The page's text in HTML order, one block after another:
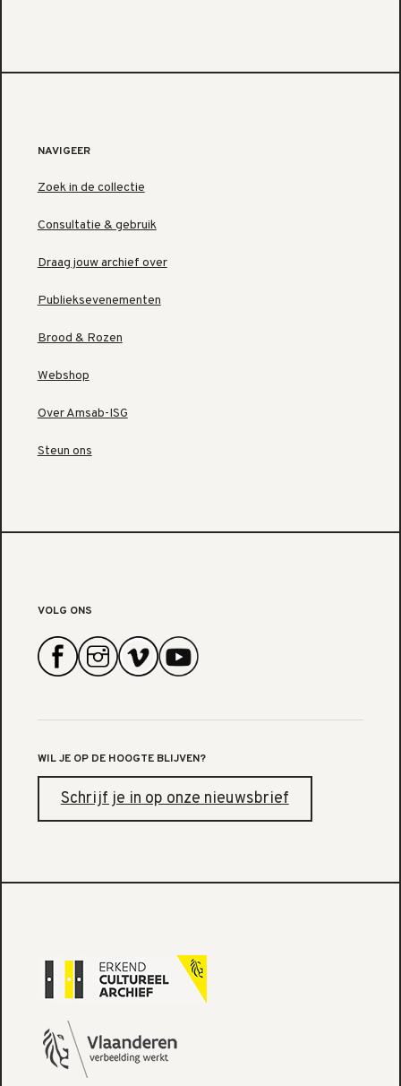
NAVIGEER
Zoek in de collectie
Consultatie & gebruik
Draag jouw archief over
Publieksevenementen
Brood & Rozen
Webshop
Over Amsab-ISG
Steun ons
VOLG ONS
WIL JE OP DE HOOGTE BLIJVEN?
Schrijf je in op onze nieuwsbrief